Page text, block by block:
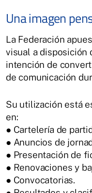
Una imagen
La Federación
visual a disposición
intención de
de comunicación
Su utilización está
en:
● Cartelería de
● Anuncios de
● Presentación de
● Renovaciones y
● Convocatorias.